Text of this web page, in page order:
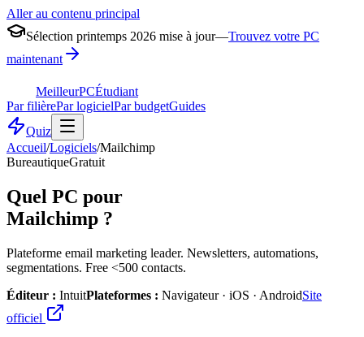
Aller au contenu principal
Sélection printemps 2026 mise à jour—Trouvez votre PC
maintenant
MeilleurPCÉtudiant
Par filièrePar logicielPar budgetGuides
Quiz
Accueil/Logiciels/Mailchimp
BureautiqueGratuit
Quel PC pour
Mailchimp ?
Plateforme email marketing leader. Newsletters, automations,
segmentations. Free <500 contacts.
Éditeur : IntuitPlateformes : Navigateur · iOS · AndroidSite
officiel